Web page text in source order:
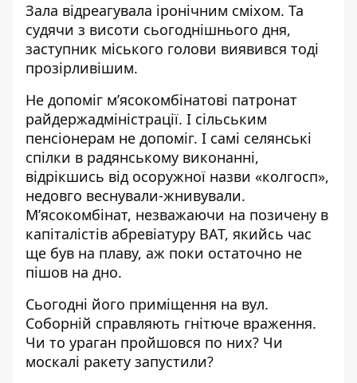
Зала відреагувала іронічним сміхом. Та
судячи з висоти сьогоднішнього дня,
заступник міського голови виявився тоді
прозірливішим.
Не допоміг м’ясокомбінатові патронат
райдержадміністрації. І сільським
пенсіонерам не допоміг. І самі селянські
спілки в радянському виконанні,
відрікшись від осоружної назви «колгосп»,
недовго веснували-жнивували.
М’ясокомбінат, незважаючи на позичену в
капіталістів абревіатуру ВАТ, якийсь час
ще був на плаву, аж поки остаточно не
пішов на дно.
Сьогодні його приміщення на вул.
Соборній справляють гнітюче враження.
Чи то ураган пройшовся по них? Чи
москалі ракету запустили?